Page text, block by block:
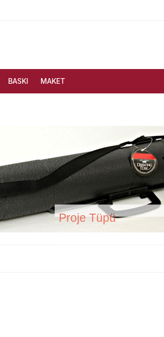
BASKI MAKET
Proje Tüpü